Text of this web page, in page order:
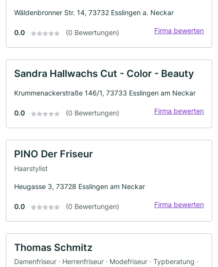
Wäldenbronner Str. 14, 73732 Esslingen a. Neckar
0.0 (0 Bewertungen) Firma bewerten
Sandra Hallwachs Cut - Color - Beauty
Krummenackerstraße 146/1, 73733 Esslingen am Neckar
0.0 (0 Bewertungen) Firma bewerten
PINO Der Friseur
Haarstylist
Heugasse 3, 73728 Esslingen am Neckar
0.0 (0 Bewertungen) Firma bewerten
Thomas Schmitz
Damenfriseur · Herrenfriseur · Modefriseur · Typberatung ·